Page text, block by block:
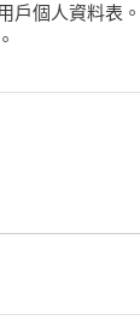
戶個人資料表